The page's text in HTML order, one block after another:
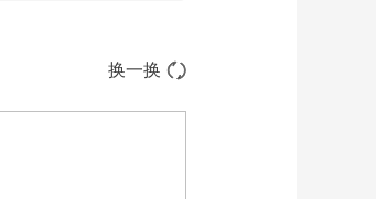
换一换